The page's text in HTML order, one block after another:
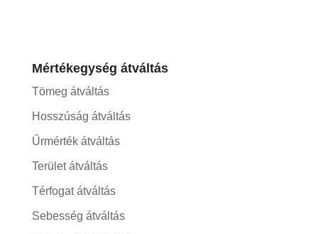
Mértékegység átváltás
Tömeg átváltás
Hosszúság átváltás
Űrmérték átváltás
Terület átváltás
Térfogat átváltás
Sebesség átváltás